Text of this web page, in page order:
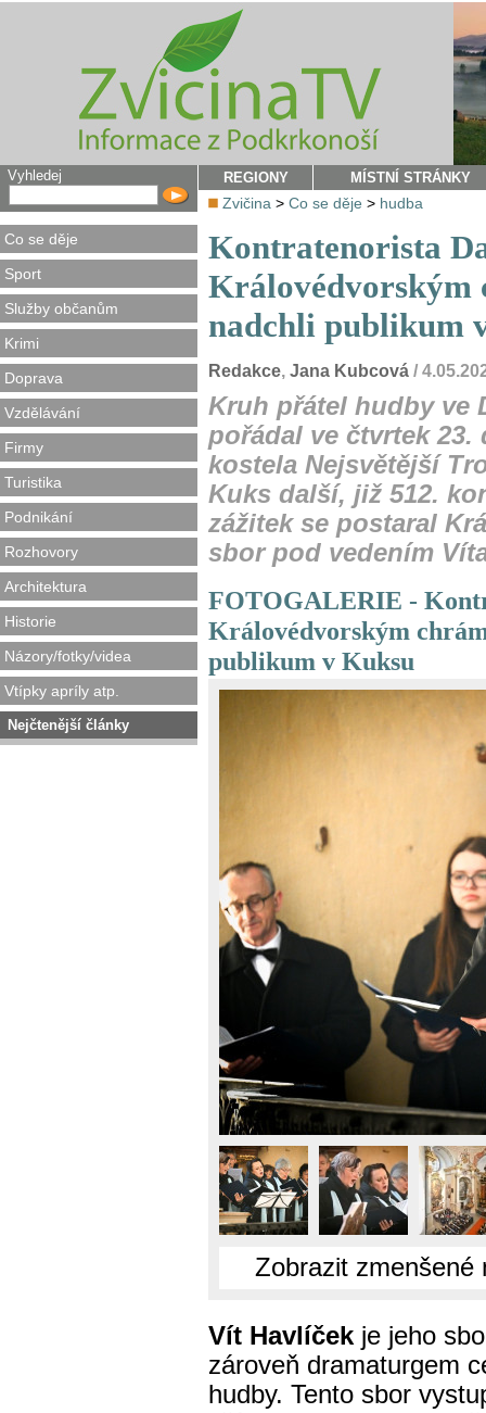
Vyhledej
Co se děje
Sport
Služby občanům
Krimi
Doprava
Vzdělávání
Firmy
Turistika
Podnikání
Rozhovory
Architektura
Historie
Názory/fotky/videa
Vtípky apríly atp.
Nejčtenější články
REGIONY MÍSTNÍ STRÁNKY
Zvičina > Co se děje > hudba
Kontratenorista
Královédvorským
nadchli publikum
Redakce, Jana Kubcová /
Kruh přátel hudby ve
pořádal ve čtvrtek 23.
kostela Nejsvětější
Kuks další, již 512.
zážitek se postaral
sbor pod vedením
FOTOGALERIE -
Královédvorským
publikum v Kuksu
Zobrazit zmenšené
Vít Havlíčekje jeho
zároveň dramaturgem
hudby. Tento sbor